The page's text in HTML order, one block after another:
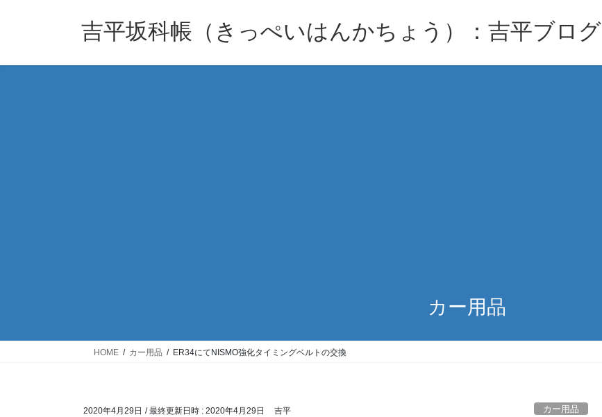
吉平坂科帳（きっぺいはんかちょう）：吉平ブログ
カー用品
HOME カー用品 ER34にてNISMO強化タイミングベルトの交換
2020年4月29日 / 最終更新日時 : 2020年4月29日 吉平 カー用品